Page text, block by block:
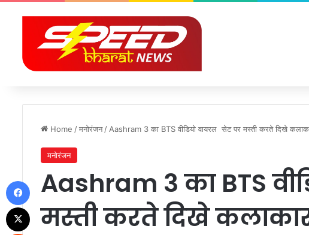
Home /मनोरंजन / Aashram 3 का BTS वीडियो वायरल सेट पर मस्ती करते दिखे
मनोरंजन
Aashram 3 का BTS
मस्ती करते दिखे
Facebook